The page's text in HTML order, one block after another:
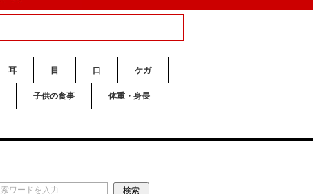
耳 目 口 ケガ
子供の食事 体重・身長